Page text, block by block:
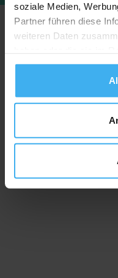
soziale Medien,
Partner führen diese
weiteren Daten
gesammelt haben.